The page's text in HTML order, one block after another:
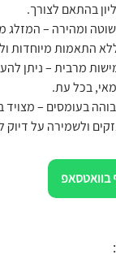
בהתאם לצורך.
ומהירה – המזלג
התאמות מיוחדות
מרבית – ניתן
בכל עת.
ולשמירה על דיוק
בוואטסאפ